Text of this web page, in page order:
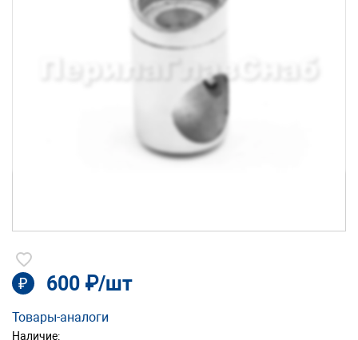
₽ 600 ₽/шт
Товары-аналоги
Наличие: